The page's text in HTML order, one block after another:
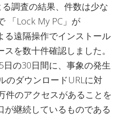
調査の結果、件数は少な
「Lock My PC」が
る遠隔操作でインストール
を数十件確認しました。
日の30日間に、事象の発生
のダウンロードURLに対
件のアクセスがあることを
が継続しているものである